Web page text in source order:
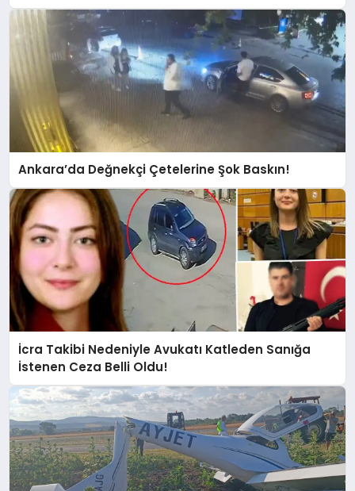
Ankara’da Değnekçi Çetelerine Şok Baskın!
İcra Takibi Nedeniyle Avukatı Katleden Sanığa
İstenen Ceza Belli Oldu!